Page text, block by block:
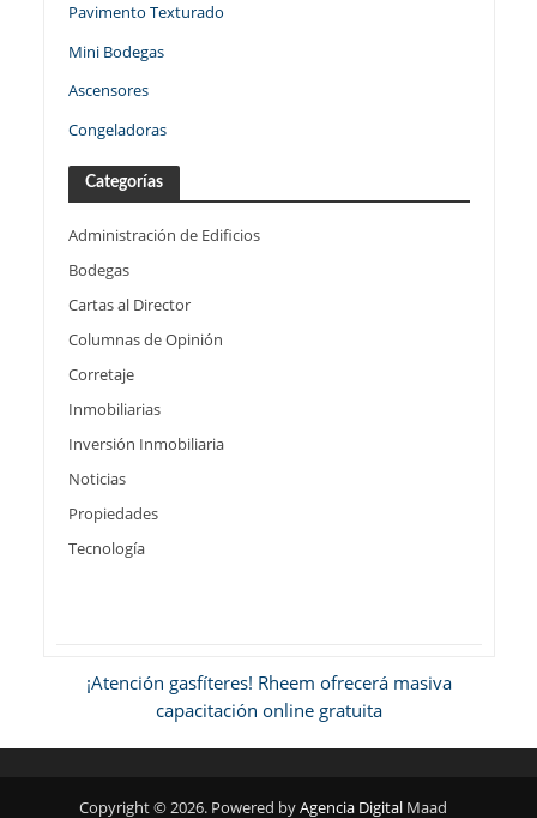
Pavimento Texturado
Mini Bodegas
Ascensores
Congeladoras
Categorías
Administración de Edificios
Bodegas
Cartas al Director
Columnas de Opinión
Corretaje
Inmobiliarias
Inversión Inmobiliaria
Noticias
Propiedades
Tecnología
¡Atención gasfíteres! Rheem ofrecerá masiva
capacitación online gratuita
Copyright © 2026. Powered byAgencia DigitalMaad